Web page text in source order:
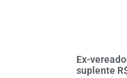
Ex-
suplente